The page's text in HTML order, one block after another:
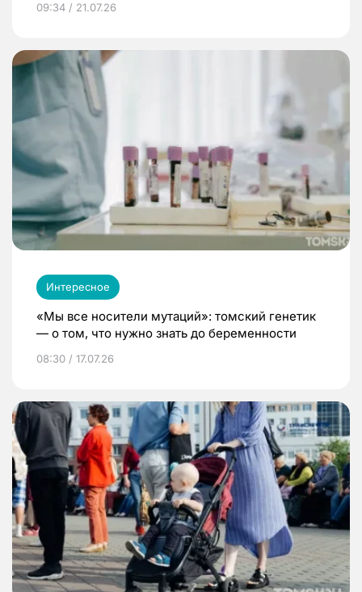
09:34 / 21.07.26
Интересное
«Мы все носители мутаций»: томский генетик
— о том, что нужно знать до беременности
08:30 / 17.07.26